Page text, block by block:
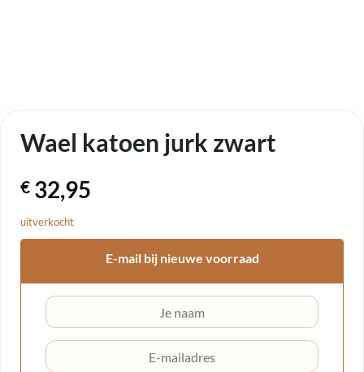
Wael katoen jurk zwart
€ 32,95
uitverkocht
E-mail bij nieuwe voorraad